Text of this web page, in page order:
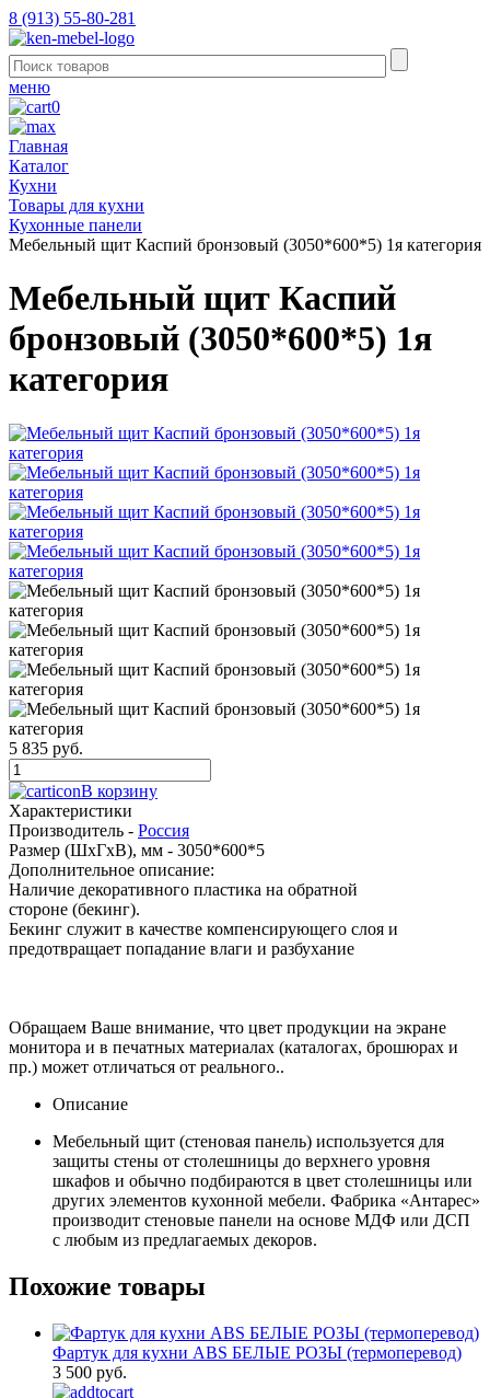
8 (913) 55-80-281
меню
0
Главная
Каталог
Кухни
Товары для кухни
Кухонные панели
Мебельный щит Каспий бронзовый (3050*600*5) 1я категория
Мебельный щит Каспий
бронзовый (3050*600*5) 1я
категория
5 835 руб.
В корзину
Характеристики
Производитель - Россия
Размер (ШхГхВ), мм - 3050*600*5
Дополнительное описание:
Наличие декоративного пластика на обратной
стороне (бекинг).
Бекинг служит в качестве компенсирующего слоя и
предотвращает попадание влаги и разбухание
Обращаем Ваше внимание, что цвет продукции на экране
монитора и в печатных материалах (каталогах, брошюрах и
пр.) может отличаться от реального..
Описание
Мебельный щит (стеновая панель) используется для
защиты стены от столешницы до верхнего уровня
шкафов и обычно подбираются в цвет столешницы или
других элементов кухонной мебели. Фабрика «Антарес»
производит стеновые панели на основе МДФ или ДСП
с любым из предлагаемых декоров.
Похожие товары
Фартук для кухни ABS БЕЛЫЕ РОЗЫ (термоперевод)
3 500 руб.